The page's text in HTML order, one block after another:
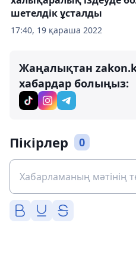
17:40, 19 қараша 2022
шетелдік ұсталды
Жаңалықтан
хабардар болыңыз:
Пікірлер 0